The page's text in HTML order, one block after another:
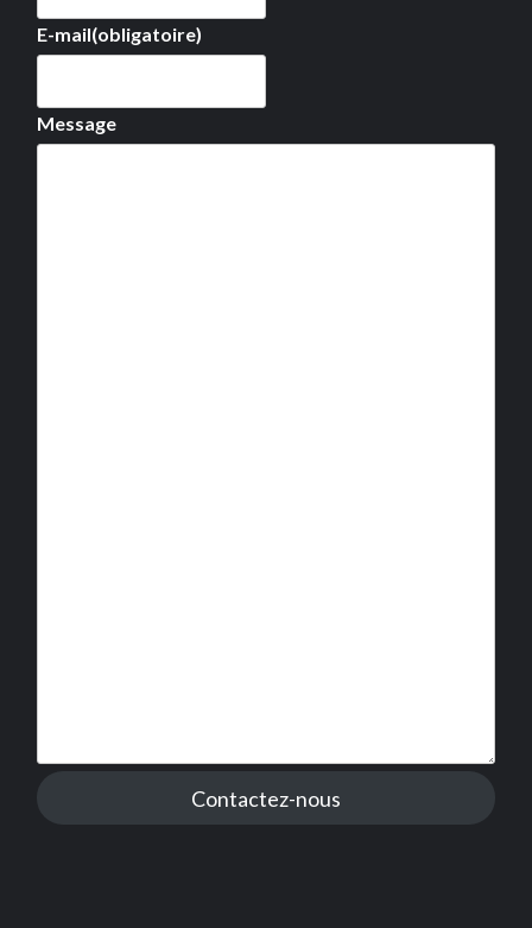
E-mail(obligatoire)
Message
Contactez-nous